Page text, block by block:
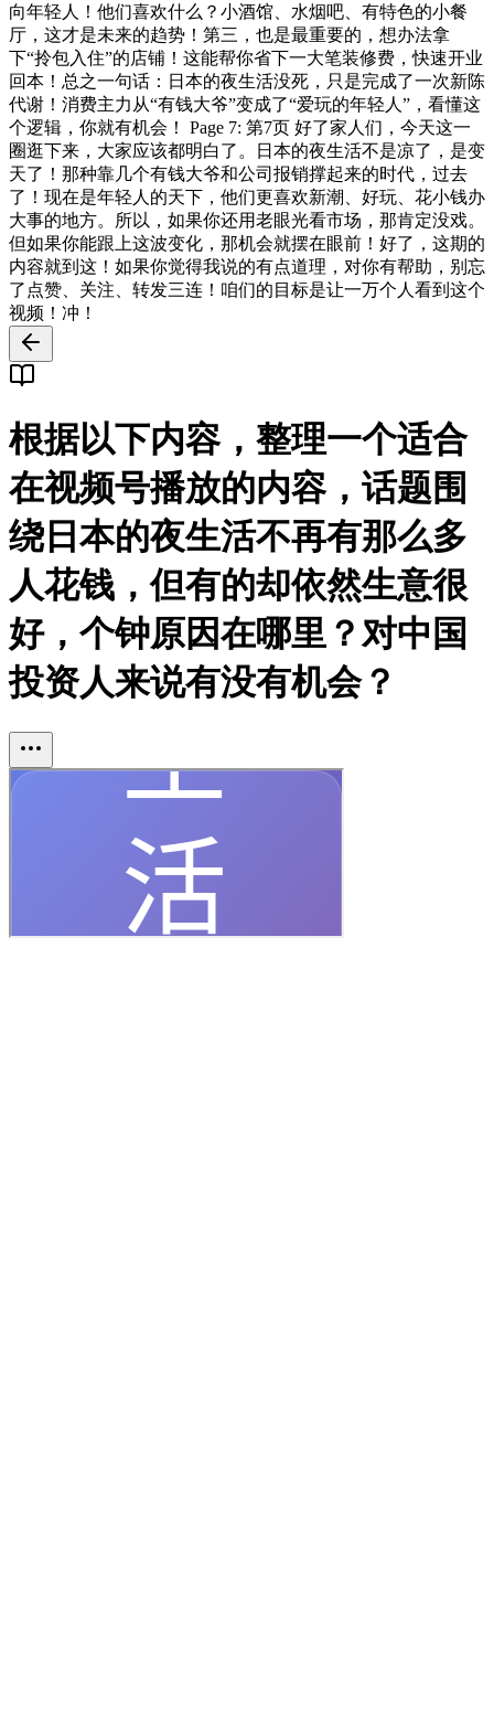
向年轻人！他们喜欢什么？小酒馆、水烟吧、有特色的小餐
厅，这才是未来的趋势！第三，也是最重要的，想办法拿
下“拎包入住”的店铺！这能帮你省下一大笔装修费，快速开业
回本！总之一句话：日本的夜生活没死，只是完成了一次新陈
代谢！消费主力从“有钱大爷”变成了“爱玩的年轻人”，看懂这
个逻辑，你就有机会！ Page 7: 第7页 好了家人们，今天这一
圈逛下来，大家应该都明白了。日本的夜生活不是凉了，是变
天了！那种靠几个有钱大爷和公司报销撑起来的时代，过去
了！现在是年轻人的天下，他们更喜欢新潮、好玩、花小钱办
大事的地方。所以，如果你还用老眼光看市场，那肯定没戏。
但如果你能跟上这波变化，那机会就摆在眼前！好了，这期的
内容就到这！如果你觉得我说的有点道理，对你有帮助，别忘
了点赞、关注、转发三连！咱们的目标是让一万个人看到这个
视频！冲！
根据以下内容，整理一个适合
在视频号播放的内容，话题围
绕日本的夜生活不再有那么多
人花钱，但有的却依然生意很
好，个钟原因在哪里？对中国
投资人来说有没有机会？